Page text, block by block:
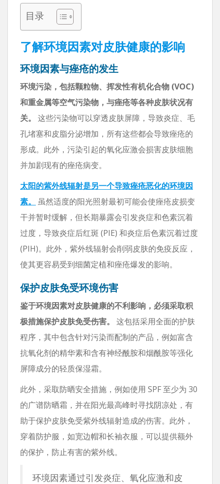
目录
了解环境因素对皮肤健康的影响
环境因素与痤疮的发生
环境污染，包括颗粒物、挥发性有机化合物 (VOC)
和重金属等空气污染物，与痤疮等各种皮肤状况有
关。
这些污染物可以穿透皮肤屏障，导致炎症、毛
孔堵塞和皮脂分泌增加，所有这些都会导致痤疮的
形成。此外，污染引起的氧化应激会损害皮肤细胞
并加剧现有的痤疮病变。
太阳的紫外线辐射是另一个导致痤疮恶化的环境因
素。
虽然适度的阳光照射最初可能会使痤疮皮损变
干并暂时缓解，但长期暴露会引发炎症和色素沉着
过度，导致炎症后红斑 (PIE) 和炎症后色素沉着过度
(PIH)。此外，紫外线辐射会削弱皮肤的免疫反应，
使其更容易受到细菌定植和痤疮爆发的影响。
保护皮肤免受环境伤害
鉴于环境因素对皮肤健康的不利影响，必须采取积
极措施保护皮肤免受伤害。
这包括采用全面的护肤
程序，其中包含针对污染而配制的产品，例如富含
抗氧化剂的精华素和含有神经酰胺和烟酰胺等强化
屏障成分的轻质保湿霜。
此外，采取防晒安全措施，例如使用 SPF 至少为 30
的广谱防晒霜，并在阳光最高峰时寻找阴凉处，有
助于保护皮肤免受紫外线辐射造成的伤害。此外，
穿着防护服，如宽边帽和长袖衣服，可以提供额外
的保护，防止有害的紫外线。
环境因素通过引发炎症、氧化应激和皮